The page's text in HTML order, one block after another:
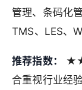
管理、条码化
TMS、LES、
推荐指数：
合重视行业经